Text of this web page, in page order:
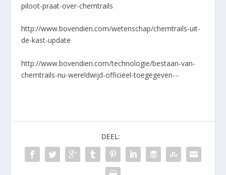
piloot-praat-over-chemtrails
http://www.bovendien.com/wetenschap/chemtrails-uit-
de-kast-update
http://www.bovendien.com/technologie/bestaan-van-
chemtrails-nu-wereldwijd-officieel-toegegeven-–
DEEL: